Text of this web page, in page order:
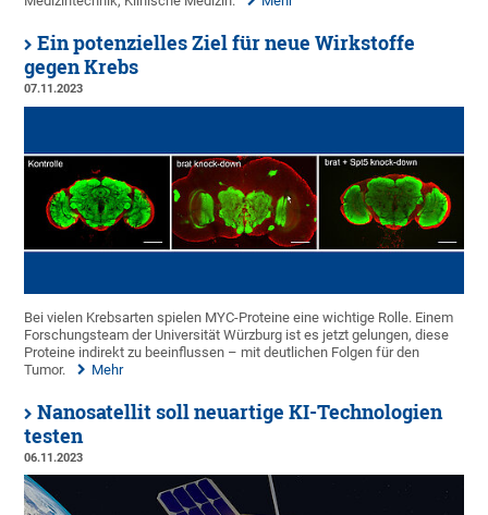
Ein potenzielles Ziel für neue Wirkstoffe
gegen Krebs
07.11.2023
Bei vielen Krebsarten spielen MYC-Proteine eine wichtige Rolle. Einem
Forschungsteam der Universität Würzburg ist es jetzt gelungen, diese
Proteine indirekt zu beeinflussen – mit deutlichen Folgen für den
Tumor.
Mehr
Nanosatellit soll neuartige KI-Technologien
testen
06.11.2023